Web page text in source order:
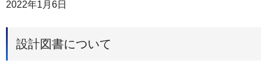
2022年1月6日
設計図書について